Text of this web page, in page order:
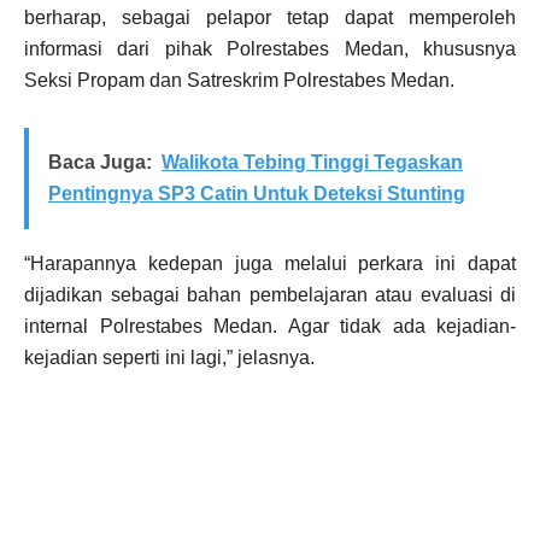
berharap, sebagai pelapor tetap dapat memperoleh
informasi dari pihak Polrestabes Medan, khususnya
Seksi Propam dan Satreskrim Polrestabes Medan.
Baca Juga: Walikota Tebing Tinggi Tegaskan
Pentingnya SP3 Catin Untuk Deteksi Stunting
“Harapannya kedepan juga melalui perkara ini dapat
dijadikan sebagai bahan pembelajaran atau evaluasi di
internal Polrestabes Medan. Agar tidak ada kejadian-
kejadian seperti ini lagi,” jelasnya.